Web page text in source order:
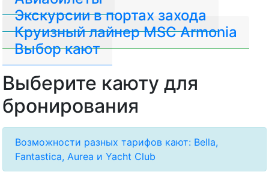
Экскурсии в портах захода
Круизный лайнер MSC Armonia
Выбор кают
Выберите каюту для
бронирования
Возможности разных тарифов кают: Bella,
Fantastica, Aurea и Yacht Club